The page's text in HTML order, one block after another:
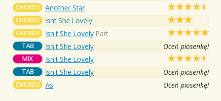
CHORDS Another Star
CHORDS Isnt She Lovely
CHORDS Isn't She Lovely Part
TAB Isn't She Lovely Oceń piosenkę!
MIX Isn't She Lovely
TAB Isn't She Lovely Oceń piosenkę!
CHORDS As Oceń piosenkę!